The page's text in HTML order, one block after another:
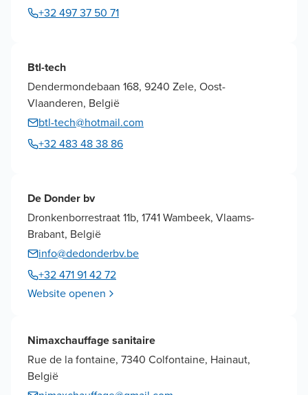
+32 497 37 50 71
Btl-tech
Dendermondebaan 168, 9240 Zele, Oost-
Vlaanderen, België
btl-tech@hotmail.com
+32 483 48 38 86
De Donder bv
Dronkenborrestraat 11b, 1741 Wambeek, Vlaams-
Brabant, België
info@dedonderbv.be
+32 471 91 42 72
Website openen
Nimaxchauffage sanitaire
Rue de la fontaine, 7340 Colfontaine, Hainaut,
België